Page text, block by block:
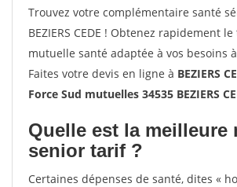
Trouvez votre complémentaire santé
BEZIERS CEDE ! Obtenez rapidement
mutuelle santé adaptée à vos besoins à
Faites votre devis en ligne à BEZIERS
Force Sud mutuelles 34535 BEZIERS
Quelle est la meilleure
senior tarif ?
Certaines dépenses de santé, dites «